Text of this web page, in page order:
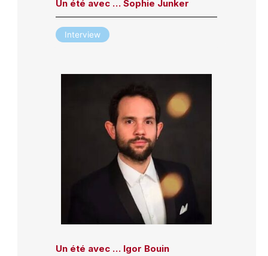
Un été avec … Sophie Junker
Interview
Un été avec … Igor Bouin